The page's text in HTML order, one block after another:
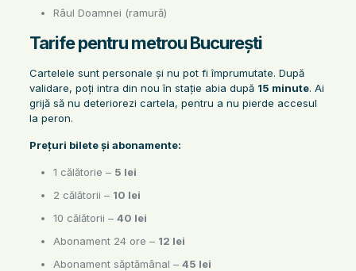
Râul Doamnei (ramură)
Tarife pentru metrou București
Cartelele sunt personale și nu pot fi împrumutate. După
validare, poți intra din nou în stație abia după 15 minute. Ai
grijă să nu deteriorezi cartela, pentru a nu pierde accesul
la peron.
Prețuri bilete și abonamente:
1 călătorie – 5 lei
2 călătorii – 10 lei
10 călătorii – 40 lei
Abonament 24 ore – 12 lei
Abonament săptămânal – 45 lei